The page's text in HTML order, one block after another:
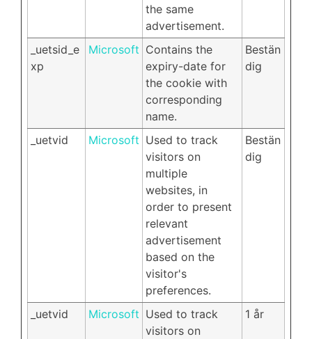
the same
advertisement.
_uetsid_e
xp
Microsoft Contains the
expiry-date for
the cookie with
corresponding
name.
Bestän
dig
_uetvid Microsoft Used to track
visitors on
multiple
websites, in
order to present
relevant
advertisement
based on the
visitor's
preferences.
Bestän
dig
_uetvid Microsoft Used to track
visitors on
1 år